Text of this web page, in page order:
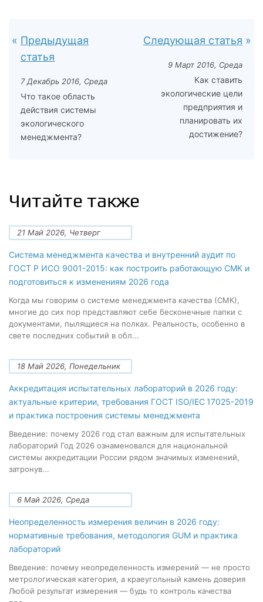
Предыдущая
статья
7 Декабрь 2016, Среда
Что такое область
действия системы
экологического
менеджмента?
Следующая статья
9 Март 2016, Среда
Как ставить
экологические цели
предприятия и
планировать их
достижение?
Читайте также
21 Май 2026, Четверг
Система менеджмента качества и внутренний аудит по
ГОСТ Р ИСО 9001-2015: как построить работающую СМК и
подготовиться к изменениям 2026 года
Когда мы говорим о системе менеджмента качества (СМК),
многие до сих пор представляют себе бесконечные папки с
документами, пылящиеся на полках. Реальность, особенно в
свете последних событий в обл...
18 Май 2026, Понедельник
Аккредитация испытательных лабораторий в 2026 году:
актуальные критерии, требования ГОСТ ISO/IEC 17025-2019
и практика построения системы менеджмента
Введение: почему 2026 год стал важным для испытательных
лабораторий Год 2026 ознаменовался для национальной
системы аккредитации России рядом значимых изменений,
затронув...
6 Май 2026, Среда
Неопределенность измерения величин в 2026 году:
нормативные требования, методология GUM и практика
лабораторий
Введение: почему неопределенность измерений — не просто
метрологическая категория, а краеугольный камень доверия
Любой результат измерения — будь то контроль качества